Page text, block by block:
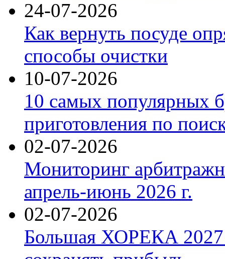
24-07-2026
Как вернуть посуде
способы очистки
10-07-2026
10 самых популярных
приготовления по
02-07-2026
Мониторинг
апрель-июнь 2026 г.
02-07-2026
Большая ХОРЕКА 2027: